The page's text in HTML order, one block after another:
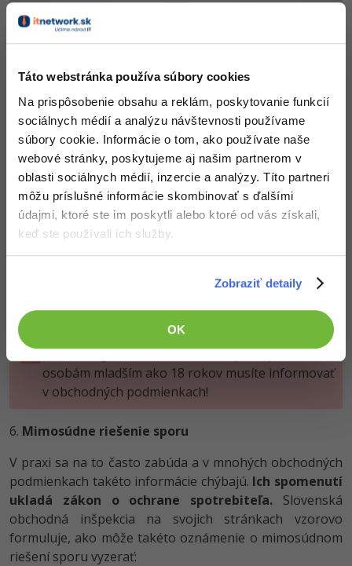
Táto webstránka používa súbory cookies
Na prispôsobenie obsahu a reklám, poskytovanie funkcií
sociálnych médií a analýzu návštevnosti používame
súbory cookie. Informácie o tom, ako používate naše
webové stránky, poskytujeme aj našim partnerom v
oblasti sociálnych médií, inzercie a analýzy. Títo partneri
môžu príslušné informácie skombinovať s ďalšími
údajmi, ktoré ste im poskytli alebo ktoré od vás získali,
keď ste používali ich služby.
Zobraziť detaily
OK
Nezabúdajte na to, že o zákaze predaja alkoholu
osobám mladším ako 18 rokov musíte informovať
v obchodných podmienkach!
6. Mimosúdne riešenie sporu
V praxi sa na to často zabúda a v mnohých obchodných
podmienkach takéto informácie chýbajú. Ich spomenutí
ukladá zákon o ochrane spotrebiteľa. Slovenská
obchodná inšpekcia na svojich stránkach vzorovo
formuluje, ako môže takéto oznámenie o mimosúdnom
riešení sporu vyzerať: